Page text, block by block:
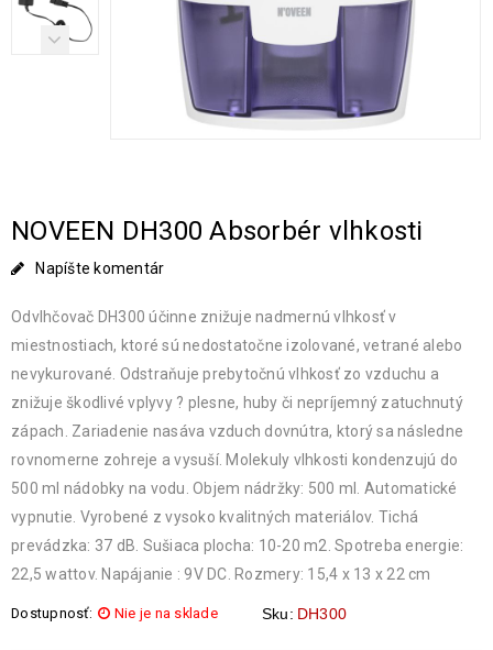
NOVEEN DH300 Absorbér vlhkosti
Napíšte komentár
Odvlhčovač DH300 účinne znižuje nadmernú vlhkosť v
miestnostiach, ktoré sú nedostatočne izolované, vetrané alebo
nevykurované. Odstraňuje prebytočnú vlhkosť zo vzduchu a
znižuje škodlivé vplyvy ? plesne, huby či nepríjemný zatuchnutý
zápach. Zariadenie nasáva vzduch dovnútra, ktorý sa následne
rovnomerne zohreje a vysuší. Molekuly vlhkosti kondenzujú do
500 ml nádobky na vodu. Objem nádržky: 500 ml. Automatické
vypnutie. Vyrobené z vysoko kvalitných materiálov. Tichá
prevádzka: 37 dB. Sušiaca plocha: 10-20 m2. Spotreba energie:
22,5 wattov. Napájanie : 9V DC. Rozmery: 15,4 x 13 x 22 cm
Dostupnosť: Nie je na sklade Sku: DH300